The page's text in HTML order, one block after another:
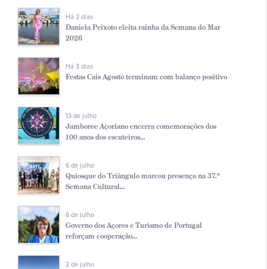
Há 2 dias
Daniela Peixoto eleita rainha da Semana do Mar
2026
Há 3 dias
Festas Cais Agosto terminam com balanço positivo
13 de julho
Jamboree Açoriano encerra comemorações dos
100 anos dos escuteiros...
6 de julho
Quiosque do Triângulo marcou presença na 37.ª
Semana Cultural...
6 de julho
Governo dos Açores e Turismo de Portugal
reforçam cooperação...
2 de julho